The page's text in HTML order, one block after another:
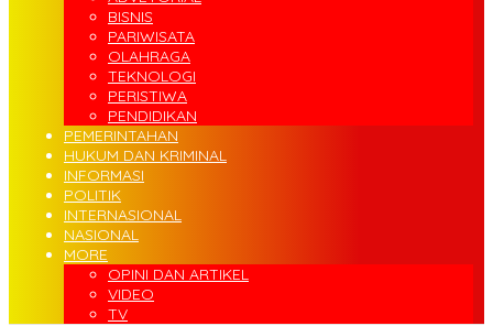
BISNIS
PARIWISATA
OLAHRAGA
TEKNOLOGI
PERISTIWA
PENDIDIKAN
PEMERINTAHAN
HUKUM DAN KRIMINAL
INFORMASI
POLITIK
INTERNASIONAL
NASIONAL
MORE
OPINI DAN ARTIKEL
VIDEO
TV